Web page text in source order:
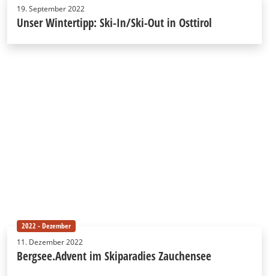
19. September 2022
Unser Wintertipp: Ski-In/Ski-Out in Osttirol
2022 - Dezember
11. Dezember 2022
Bergsee.Advent im Skiparadies Zauchensee